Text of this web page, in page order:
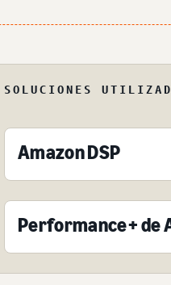
SOLUCIONES
Amazon DSP
Performance+ de